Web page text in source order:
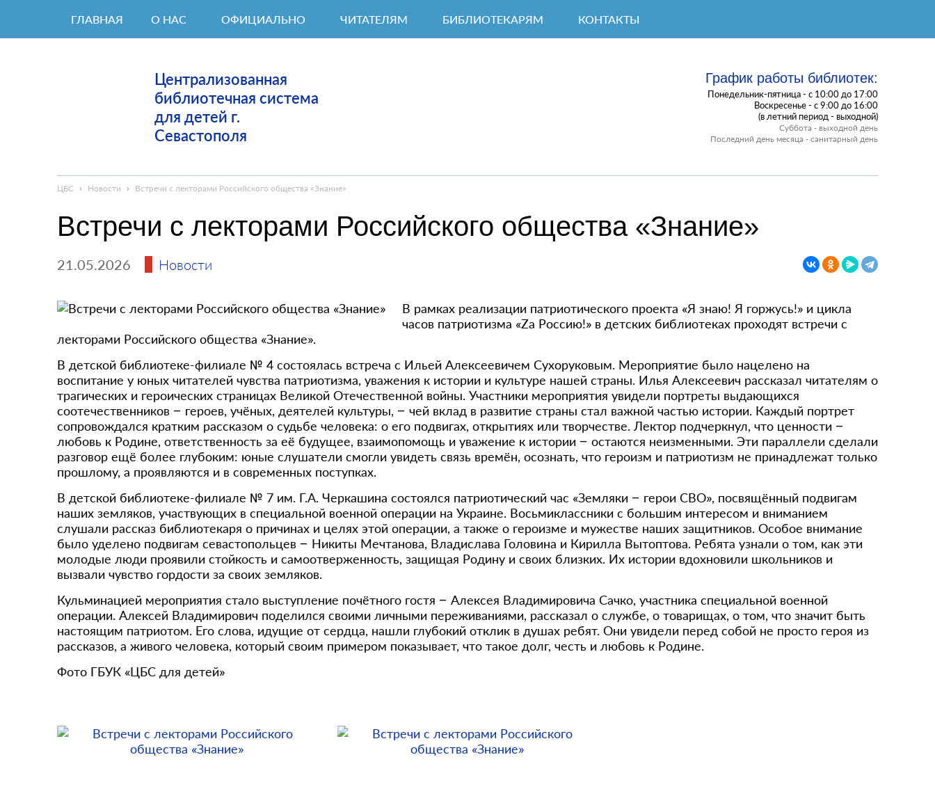
ГЛАВНАЯ О НАС ОФИЦИАЛЬНО ЧИТАТЕЛЯМ БИБЛИОТЕКАРЯМ КОНТАКТЫ
Централизованная
библиотечная система
для детей г.
Севастополя
График работы библиотек:
Понедельник-пятница - с 10:00 до 17:00
Воскресенье - с 9:00 до 16:00
(в летний период - выходной)
Суббота - выходной день
Последний день месяца - санитарный день
ЦБС › Новости › Встречи с лекторами Российского общества «Знание»
Встречи с лекторами Российского общества «Знание»
21.05.2026 Новости
В рамках реализации патриотического проекта «Я знаю! Я горжусь!» и цикла
часов патриотизма «Zа Россию!» в детских библиотеках проходят встречи с
лекторами Российского общества «Знание».
В детской библиотеке-филиале № 4 состоялась встреча с Ильей Алексеевичем Сухоруковым. Мероприятие было нацелено на
воспитание у юных читателей чувства патриотизма, уважения к истории и культуре нашей страны. Илья Алексеевич рассказал читателям о
трагических и героических страницах Великой Отечественной войны. Участники мероприятия увидели портреты выдающихся
соотечественников – героев, учёных, деятелей культуры, – чей вклад в развитие страны стал важной частью истории. Каждый портрет
сопровождался кратким рассказом о судьбе человека: о его подвигах, открытиях или творчестве. Лектор подчеркнул, что ценности –
любовь к Родине, ответственность за её будущее, взаимопомощь и уважение к истории – остаются неизменными. Эти параллели сделали
разговор ещё более глубоким: юные слушатели смогли увидеть связь времён, осознать, что героизм и патриотизм не принадлежат только
прошлому, а проявляются и в современных поступках.
В детской библиотеке-филиале № 7 им. Г.А. Черкашина состоялся патриотический час «Земляки – герои СВО», посвящённый подвигам
наших земляков, участвующих в специальной военной операции на Украине. Восьмиклассники с большим интересом и вниманием
слушали рассказ библиотекаря о причинах и целях этой операции, а также о героизме и мужестве наших защитников. Особое внимание
было уделено подвигам севастопольцев – Никиты Мечтанова, Владислава Головина и Кирилла Вытоптова. Ребята узнали о том, как эти
молодые люди проявили стойкость и самоотверженность, защищая Родину и своих близких. Их истории вдохновили школьников и
вызвали чувство гордости за своих земляков.
Кульминацией мероприятия стало выступление почётного гостя – Алексея Владимировича Сачко, участника специальной военной
операции. Алексей Владимирович поделился своими личными переживаниями, рассказал о службе, о товарищах, о том, что значит быть
настоящим патриотом. Его слова, идущие от сердца, нашли глубокий отклик в душах ребят. Они увидели перед собой не просто героя из
рассказов, а живого человека, который своим примером показывает, что такое долг, честь и любовь к Родине.
Фото ГБУК «ЦБС для детей»